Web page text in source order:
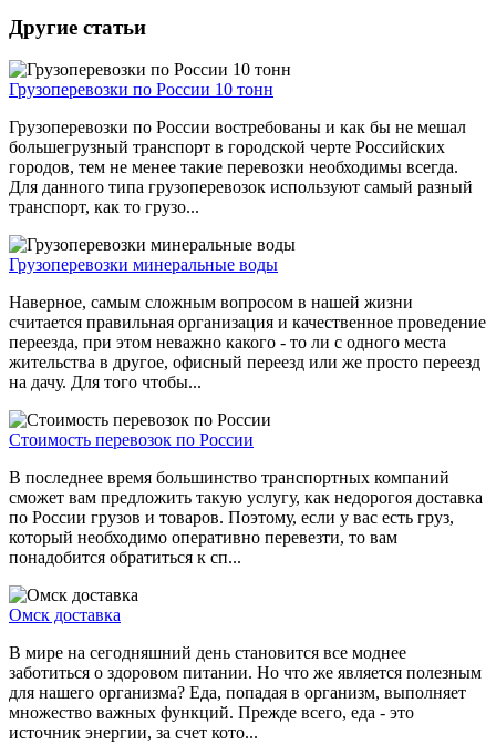
Другие статьи
Грузоперевозки по России 10 тонн
Грузоперевозки по России востребованы и как бы не мешал
большегрузный транспорт в городской черте Российских
городов, тем не менее такие перевозки необходимы всегда.
Для данного типа грузоперевозок используют самый разный
транспорт, как то грузо...
Грузоперевозки минеральные воды
Наверное, самым сложным вопросом в нашей жизни
считается правильная организация и качественное проведение
переезда, при этом неважно какого - то ли с одного места
жительства в другое, офисный переезд или же просто переезд
на дачу. Для того чтобы...
Стоимость перевозок по России
В последнее время большинство транспортных компаний
сможет вам предложить такую услугу, как недорогоя доставка
по России грузов и товаров. Поэтому, если у вас есть груз,
который необходимо оперативно перевезти, то вам
понадобится обратиться к сп...
Омск доставка
В мире на сегодняшний день становится все моднее
заботиться о здоровом питании. Но что же является полезным
для нашего организма? Еда, попадая в организм, выполняет
множество важных функций. Прежде всего, еда - это
источник энергии, за счет кото...